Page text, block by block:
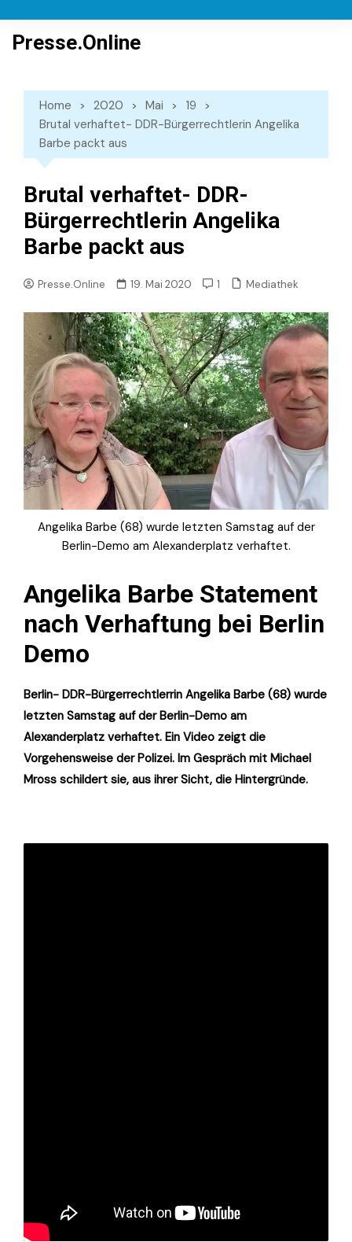
content
Presse.Online
Home 2020 Mai
19
Brutal verhaftet- DDR-Bürgerrechtlerin Angelika
Barbe packt aus
Brutal verhaftet- DDR-
Bürgerrechtlerin Angelika
Barbe packt aus
Presse.Online 19. Mai 2020 1 Mediathek
Angelika Barbe (68) wurde letzten Samstag auf der
Berlin-Demo am Alexanderplatz verhaftet.
Angelika Barbe Statement
nach Verhaftung bei Berlin
Demo
Berlin- DDR-Bürgerrechtlerrin Angelika Barbe (68) wurde
letzten Samstag auf der Berlin-Demo am
Alexanderplatz verhaftet. Ein Video zeigt die
Vorgehensweise der Polizei. Im Gespräch mit Michael
Mross schildert sie, aus ihrer Sicht, die Hintergründe.